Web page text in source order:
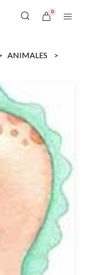
0
ANIMALES